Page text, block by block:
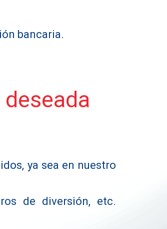
bancaria.
ya sea en nuestro
de diversión, etc.